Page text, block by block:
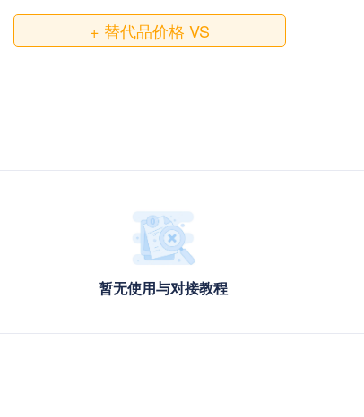
+ 替代品价格 VS
暂无使用与对接教程